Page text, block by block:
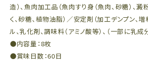
造）、魚肉加工品（魚肉すり身（魚肉、砂糖）、
く、砂糖、植物油脂）／安定剤（加工デンプン、
ル、乳化剤、調味料（アミノ酸等）、（一部に乳成
●内容量：8枚
●賞味日数：60日